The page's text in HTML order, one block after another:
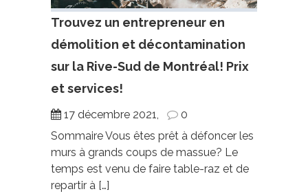
Trouvez un entrepreneur en
démolition et décontamination
sur la Rive-Sud de Montréal! Prix
et services!
17 décembre 2021,
0
Sommaire Vous êtes prêt à défoncer les
murs à grands coups de massue? Le
temps est venu de faire table-raz et de
repartir à […]